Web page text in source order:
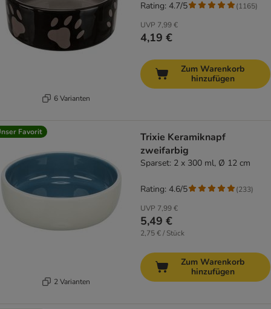
6 Varianten
UVP 7,99 €
4,19 €
Rating: 4.7/5 (1165)
Zum Warenkorb
hinzufügen
Favorit
2 Varianten
Trixie Keramiknapf
zweifarbig
Sparset: 2 x 300 ml, Ø 12 cm
UVP 7,99 €
5,49 €
2,75 € / Stück
Rating: 4.6/5 (233)
Zum Warenkorb
hinzufügen